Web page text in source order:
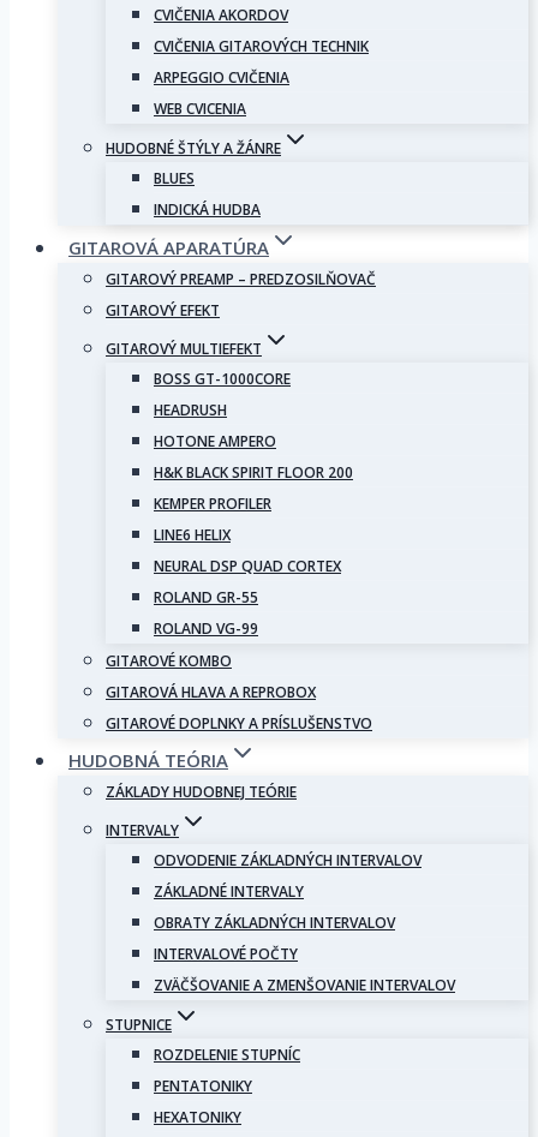
CVIČENIA AKORDOV
CVIČENIA GITAROVÝCH TECHNIK
ARPEGGIO CVIČENIA
WEB CVICENIA
HUDOBNÉ ŠTÝLY A ŽÁNRE
BLUES
INDICKÁ HUDBA
GITAROVÁ APARATÚRA
GITAROVÝ PREAMP – PREDZOSILŇOVAČ
GITAROVÝ EFEKT
GITAROVÝ MULTIEFEKT
BOSS GT-1000CORE
HEADRUSH
HOTONE AMPERO
H&K BLACK SPIRIT FLOOR 200
KEMPER PROFILER
LINE6 HELIX
NEURAL DSP QUAD CORTEX
ROLAND GR-55
ROLAND VG-99
GITAROVÉ KOMBO
GITAROVÁ HLAVA A REPROBOX
GITAROVÉ DOPLNKY A PRÍSLUŠENSTVO
HUDOBNÁ TEÓRIA
ZÁKLADY HUDOBNEJ TEÓRIE
INTERVALY
ODVODENIE ZÁKLADNÝCH INTERVALOV
ZÁKLADNÉ INTERVALY
OBRATY ZÁKLADNÝCH INTERVALOV
INTERVALOVÉ POČTY
ZVÄČŠOVANIE A ZMENŠOVANIE INTERVALOV
STUPNICE
ROZDELENIE STUPNÍC
PENTATONIKY
HEXATONIKY